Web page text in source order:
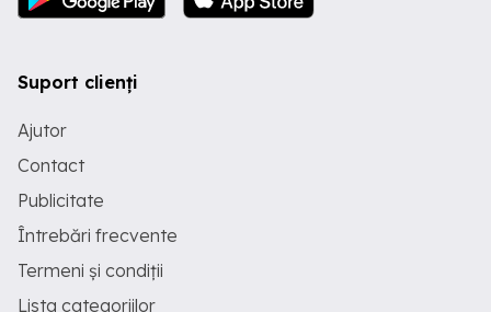
Suport clienți
Ajutor
Contact
Publicitate
Întrebări frecvente
Termeni și condiții
Lista categoriilor